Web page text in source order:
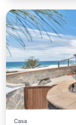
Casa